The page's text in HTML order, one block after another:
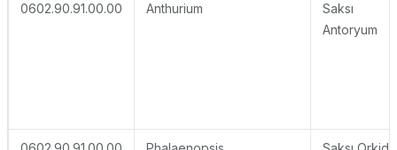
0602.90.91.00.00 Anthurium
Saksı
Antoryum